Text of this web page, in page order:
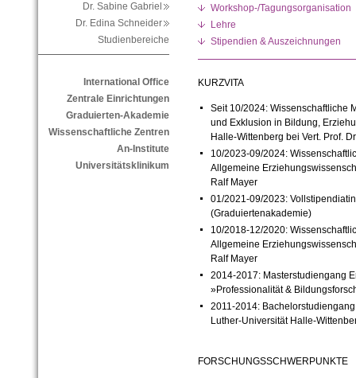
Dr. Sabine Gabriel
Dr. Edina Schneider
Studienbereiche
International Office
Zentrale Einrichtungen
Graduierten-Akademie
Wissenschaftliche Zentren
An-Institute
Universitätsklinikum
Workshop-/Tagungsorganisation
Lehre
Stipendien & Auszeichnungen
KURZVITA
Seit 10/2024: Wissenschaftliche
und Exklusion in Bildung,
Halle-Wittenberg bei Vert. Prof.
10/2023-09/2024:
Allgemeine
Ralf Mayer
01/2021-09/2023:
(Graduiertenakademie)
10/2018-12/2020:
Allgemeine
Ralf Mayer
2014-2017: Masterstudiengang
»Professionalität &
2011-2014:
Luther-Universität Halle-
FORSCHUNGSSCHWERPUNKTE